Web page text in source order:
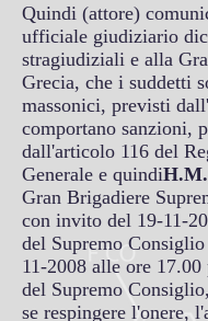
Quindi (attore)
ufficiale giudiziario
stragiudiziali e alla
Grecia, che i suddetti
massonici, previsti
comportano sanzioni,
dall'articolo 116 del
Generale e quindi
Gran Brigadiere
con invito del 19-11-
del Supremo
11-2008 alle ore 17.00
del Supremo
se respingere l'onere,